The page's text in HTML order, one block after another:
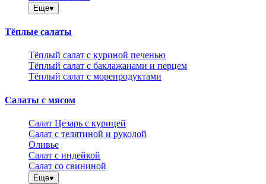
Еще
Тёплые салаты
Тёплый салат с куриной печенью
Тёплый салат с баклажанами и перцем
Тёплый салат с морепродуктами
Салаты с мясом
Салат Цезарь с курицей
Салат с телятиной и руколой
Оливье
Салат с индейкой
Салат со свининой
Еще